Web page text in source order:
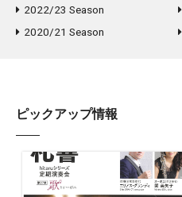
2022/23 Season
2020/21 Season
ピックアップ情報